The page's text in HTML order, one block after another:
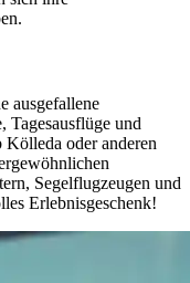
ausgefallene
und
oder anderen
Segelflugzeugen und
Erlebnisgeschenk!